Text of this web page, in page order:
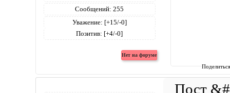
Сообщений: 255
Уважение: [+15/-0]
Позитив: [+4/-0]